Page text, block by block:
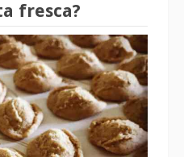
fresca?